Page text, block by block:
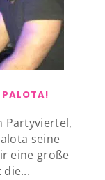
PALOTA!
Partyviertel,
seine
eine große